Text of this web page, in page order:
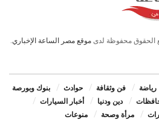
الحقوق محفوظة لدى موقع مصر الساعة الإخباري.
رياضة فن وثقافة حوادث
بنوك وبورصة
دين ودنيا
أخبار السيارات
مرأة وصحة منوعات